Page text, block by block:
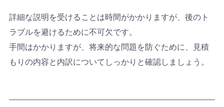
詳細な説明を受けることは時間がかかりますが、後のト
ラブルを避けるために不可欠です。
手間はかかりますが、将来的な問題を防ぐために、見積
もりの内容と内訳についてしっかりと確認しましょう。